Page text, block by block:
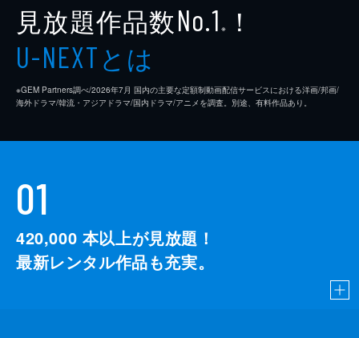
見放題作品数No.1 ※ ！
U-NEXTとは
※GEM Partners調べ/2026年7⽉ 国内の主要な定額制動画配信サービスにおける洋画/邦画/
海外ドラマ/韓流・アジアドラマ/国内ドラマ/アニメを調査。別途、有料作品あり。
01
420,000 本以上が見放題！
最新レンタル作品も充実。